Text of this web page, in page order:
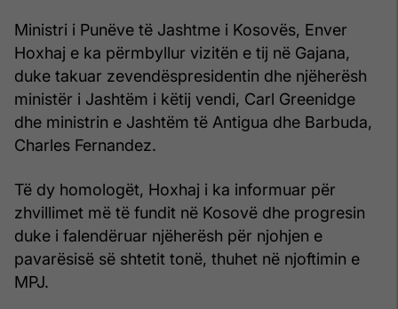
Ministri i Punëve të Jashtme i Kosovës, Enver
Hoxhaj e ka përmbyllur vizitën e tij në Gajana,
duke takuar zevendëspresidentin dhe njëherësh
ministër i Jashtëm i këtij vendi, Carl Greenidge
dhe ministrin e Jashtëm të Antigua dhe Barbuda,
Charles Fernandez.
Të dy homologët, Hoxhaj i ka informuar për
zhvillimet më të fundit në Kosovë dhe progresin
duke i falendëruar njëherësh për njohjen e
pavarësisë së shtetit tonë, thuhet në njoftimin e
MPJ.